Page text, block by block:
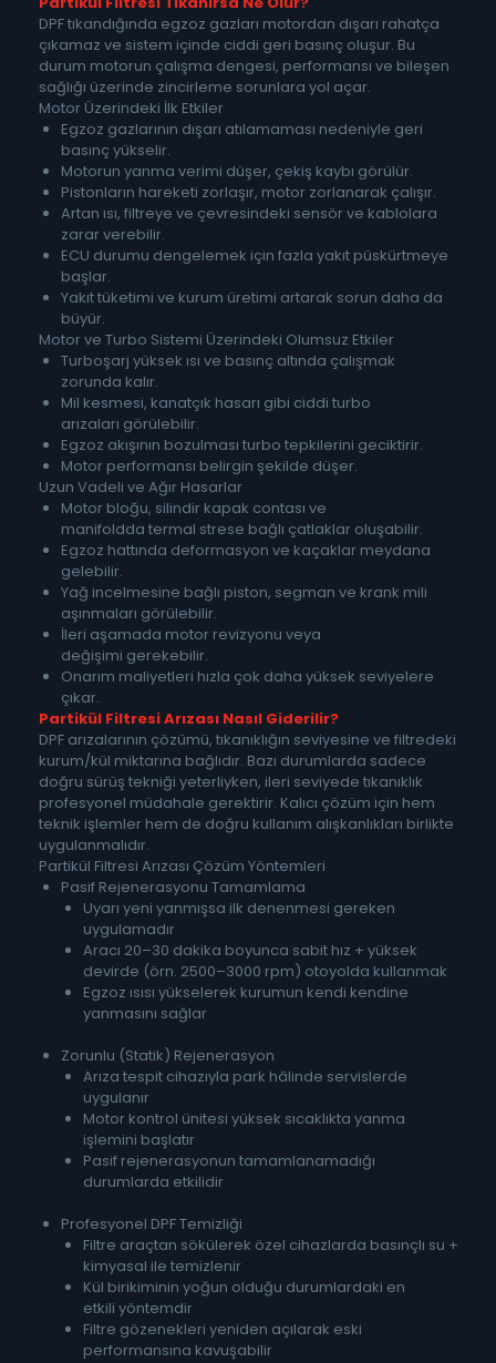
DPF tıkandığında egzoz gazları motordan dışarı rahatça
çıkamaz ve sistem içinde ciddi geri basınç oluşur. Bu
durum motorun çalışma dengesi, performansı ve bileşen
sağlığı üzerinde zincirleme sorunlara yol açar.
Motor Üzerindeki İlk Etkiler
Egzoz gazlarının dışarı atılamaması nedeniyle geri
basınç yükselir.
Motorun yanma verimi düşer, çekiş kaybı görülür.
Pistonların hareketi zorlaşır, motor zorlanarak çalışır.
Artan ısı, filtreye ve çevresindeki sensör ve kablolara
zarar verebilir.
ECU durumu dengelemek için fazla yakıt püskürtmeye
başlar.
Yakıt tüketimi ve kurum üretimi artarak sorun daha da
büyür.
Motor ve Turbo Sistemi Üzerindeki Olumsuz Etkiler
Turboşarj yüksek ısı ve basınç altında çalışmak
zorunda kalır.
Mil kesmesi, kanatçık hasarı gibi ciddi turbo
arızaları görülebilir.
Egzoz akışının bozulması turbo tepkilerini geciktirir.
Motor performansı belirgin şekilde düşer.
Uzun Vadeli ve Ağır Hasarlar
Motor bloğu, silindir kapak contası ve
manifoldda termal strese bağlı çatlaklar oluşabilir.
Egzoz hattında deformasyon ve kaçaklar meydana
gelebilir.
Yağ incelmesine bağlı piston, segman ve krank mili
aşınmaları görülebilir.
İleri aşamada motor revizyonu veya
değişimi gerekebilir.
Onarım maliyetleri hızla çok daha yüksek seviyelere
çıkar.
Partikül Filtresi Arızası Nasıl Giderilir?
DPF arızalarının çözümü, tıkanıklığın seviyesine ve filtredeki
kurum/kül miktarına bağlıdır. Bazı durumlarda sadece
doğru sürüş tekniği yeterliyken, ileri seviyede tıkanıklık
profesyonel müdahale gerektirir. Kalıcı çözüm için hem
teknik işlemler hem de doğru kullanım alışkanlıkları birlikte
uygulanmalıdır.
Partikül Filtresi Arızası Çözüm Yöntemleri
Pasif Rejenerasyonu Tamamlama
Uyarı yeni yanmışsa ilk denenmesi gereken
uygulamadır
Aracı 20–30 dakika boyunca sabit hız + yüksek
devirde (örn. 2500–3000 rpm) otoyolda kullanmak
Egzoz ısısı yükselerek kurumun kendi kendine
yanmasını sağlar
Zorunlu (Statik) Rejenerasyon
Arıza tespit cihazıyla park hâlinde servislerde
uygulanır
Motor kontrol ünitesi yüksek sıcaklıkta yanma
işlemini başlatır
Pasif rejenerasyonun tamamlanamadığı
durumlarda etkilidir
Profesyonel DPF Temizliği
Filtre araçtan sökülerek özel cihazlarda basınçlı su +
kimyasal ile temizlenir
Kül birikiminin yoğun olduğu durumlardaki en
etkili yöntemdir
Filtre gözenekleri yeniden açılarak eski
performansına kavuşabilir